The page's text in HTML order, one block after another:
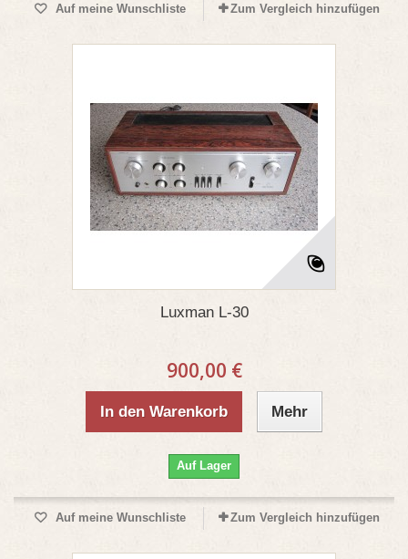
Auf meine Wunschliste Zum Vergleich hinzufügen
Luxman L-30
900,00 €
In den Warenkorb Mehr
Auf Lager
Auf meine Wunschliste Zum Vergleich hinzufügen